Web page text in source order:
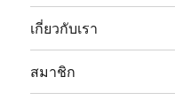
เกี่ยวกับเรา
สมาชิก